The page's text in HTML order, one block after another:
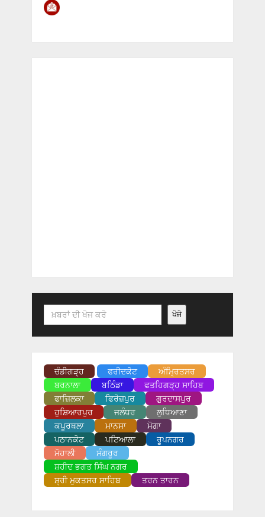
Search ਖੋਜੋ
ਚੰਡੀਗੜ੍ਹ ਫਰੀਦਕੋਟ
ਅੰਮ੍ਰਿਤਸਰ
ਬਰਨਾਲਾ
ਬਠਿੰਡਾ
ਫਤਹਿਗੜ੍ਹ ਸਾਹਿਬ
ਫਾਜ਼ਿਲਕਾ
ਫਿਰੋਜ਼ਪੁਰ
ਗੁਰਦਾਸਪੁਰ
ਹੁਸ਼ਿਆਰਪੁਰ
ਜਲੰਧਰ
ਲੁਧਿਆਣਾ
ਕਪੂਰਥਲਾ
ਮਾਨਸਾ
ਮੋਗਾ
ਪਠਾਨਕੋਟ
ਪਟਿਆਲਾ
ਰੂਪਨਗਰ
ਮੋਹਾਲੀ
ਸੰਗਰੂਰ
ਸ਼ਹੀਦ ਭਗਤ ਸਿੰਘ ਨਗਰ
ਸ਼੍ਰੀ ਮੁਕਤਸਰ ਸਾਹਿਬ
ਤਰਨ ਤਾਰਨ